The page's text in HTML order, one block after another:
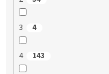
3 4
4 143